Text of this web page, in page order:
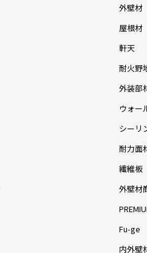
外壁材
屋根材
軒天
耐火野
外装部
ウォー
シーリ
耐力面
繊維板
外壁材
Fu-ge
内外壁